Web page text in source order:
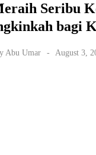
Seribu
bagi
Abu Umar August 3,